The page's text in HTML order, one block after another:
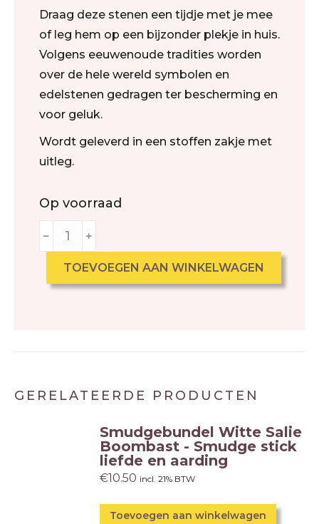
Draag deze stenen een tijdje met je mee
of leg hem op een bijzonder plekje in huis.
Volgens eeuwenoude tradities worden
over de hele wereld symbolen en
edelstenen gedragen ter bescherming en
voor geluk.
Wordt geleverd in een stoffen zakje met
uitleg.
Op voorraad
﹣ ﹢
TOEVOEGEN AAN WINKELWAGEN
GERELATEERDE PRODUCTEN
Smudgebundel Witte Salie
Boombast - Smudge stick
liefde en aarding
€10.50 incl. 21% BTW
Toevoegen aan winkelwagen